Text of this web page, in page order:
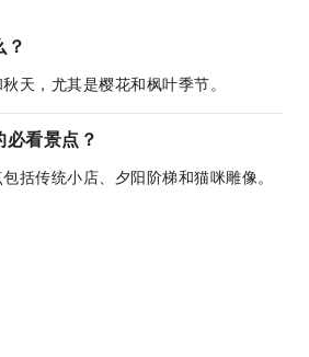
？
天，尤其是樱花和枫叶季节。
必看景点？
括传统小店、夕阳阶梯和猫咪雕像。